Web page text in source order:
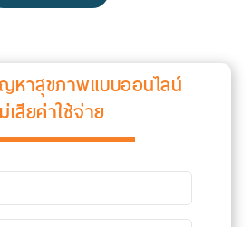
หาสุขภาพแบบออนไลน์
เสียค่าใช้จ่าย